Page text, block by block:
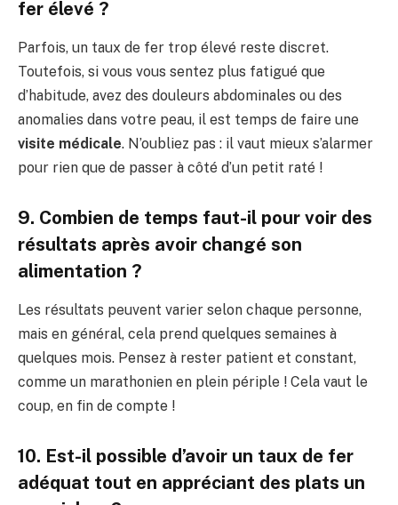
fer élevé ?
Parfois, un taux de fer trop élevé reste discret.
Toutefois, si vous vous sentez plus fatigué que
d’habitude, avez des douleurs abdominales ou des
anomalies dans votre peau, il est temps de faire une
visite médicale. N’oubliez pas : il vaut mieux s’alarmer
pour rien que de passer à côté d’un petit raté !
9. Combien de temps faut-il pour voir des
résultats après avoir changé son
alimentation ?
Les résultats peuvent varier selon chaque personne,
mais en général, cela prend quelques semaines à
quelques mois. Pensez à rester patient et constant,
comme un marathonien en plein périple ! Cela vaut le
coup, en fin de compte !
10. Est-il possible d’avoir un taux de fer
adéquat tout en appréciant des plats un